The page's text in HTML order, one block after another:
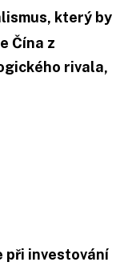
který by
Čína z
rivala,
při investování